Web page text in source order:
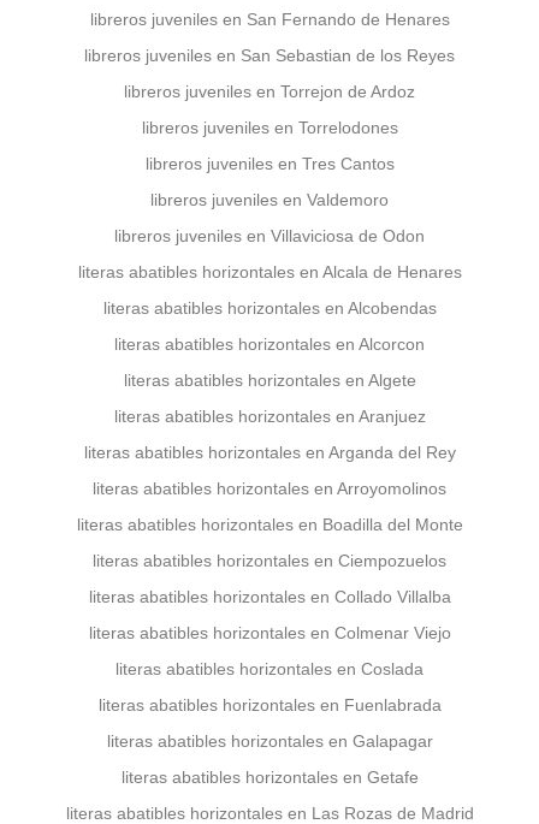
libreros juveniles en San Fernando de Henares
libreros juveniles en San Sebastian de los Reyes
libreros juveniles en Torrejon de Ardoz
libreros juveniles en Torrelodones
libreros juveniles en Tres Cantos
libreros juveniles en Valdemoro
libreros juveniles en Villaviciosa de Odon
literas abatibles horizontales en Alcala de Henares
literas abatibles horizontales en Alcobendas
literas abatibles horizontales en Alcorcon
literas abatibles horizontales en Algete
literas abatibles horizontales en Aranjuez
literas abatibles horizontales en Arganda del Rey
literas abatibles horizontales en Arroyomolinos
literas abatibles horizontales en Boadilla del Monte
literas abatibles horizontales en Ciempozuelos
literas abatibles horizontales en Collado Villalba
literas abatibles horizontales en Colmenar Viejo
literas abatibles horizontales en Coslada
literas abatibles horizontales en Fuenlabrada
literas abatibles horizontales en Galapagar
literas abatibles horizontales en Getafe
literas abatibles horizontales en Las Rozas de Madrid